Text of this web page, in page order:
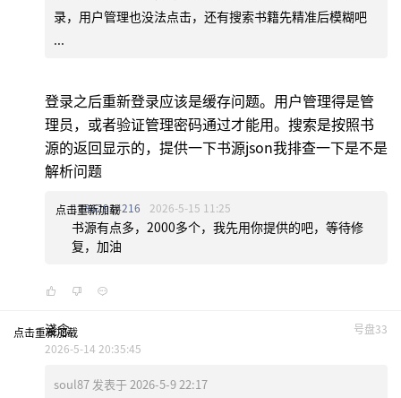
录，用户管理也没法点击，还有搜索书籍先精准后模糊吧
...
登录之后重新登录应该是缓存问题。用户管理得是管
理员，或者验证管理密码通过才能用。搜索是按照书
源的返回显示的，提供一下书源json我排查一下是不是
解析问题
点击重新加载
17862934216 2026-5-15 11:25
书源有点多，2000多个，我先用你提供的吧，等待修
复，加油
点击重新加载 号盘33
淺念.
2026-5-14 20:35:45
soul87 发表于 2026-5-9 22:17